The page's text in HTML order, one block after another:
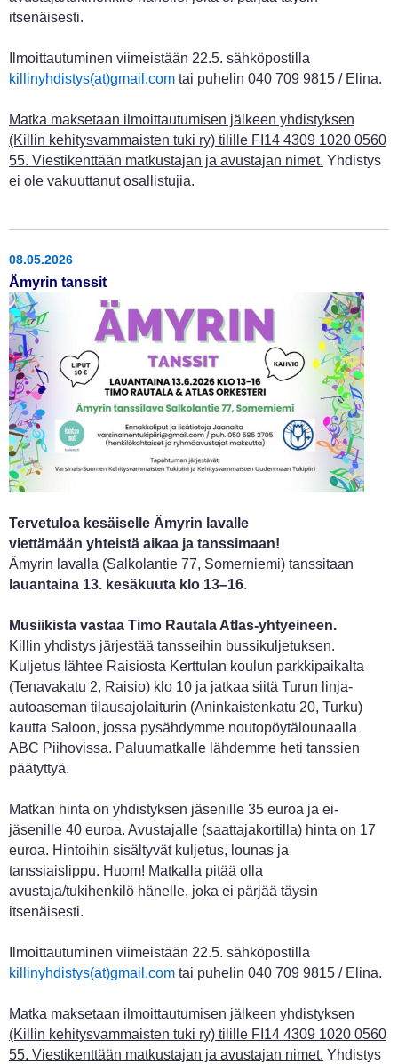
itsenäisesti.
Ilmoittautuminen viimeistään 22.5. sähköpostilla
killinyhdistys(at)gmail.com tai puhelin 040 709 9815 / Elina.
Matka maksetaan ilmoittautumisen jälkeen yhdistyksen
(Killin kehitysvammaisten tuki ry) tilille FI14 4309 1020 0560
55. Viestikenttään matkustajan ja avustajan nimet. Yhdistys
ei ole vakuuttanut osallistujia.
08.05.2026
Ämyrin tanssit
Tervetuloa kesäiselle Ämyrin lavalle
viettämään yhteistä aikaa ja tanssimaan!
Ämyrin lavalla (Salkolantie 77, Somerniemi) tanssitaan
lauantaina 13. kesäkuuta klo 13–16.
Musiikista vastaa Timo Rautala Atlas-yhtyeineen.
Killin yhdistys järjestää tansseihin bussikuljetuksen.
Kuljetus lähtee Raisiosta Kerttulan koulun parkkipaikalta
(Tenavakatu 2, Raisio) klo 10 ja jatkaa siitä Turun linja-
autoaseman tilausajolaiturin (Aninkaistenkatu 20, Turku)
kautta Saloon, jossa pysähdymme noutopöytälounaalla
ABC Piihovissa. Paluumatkalle lähdemme heti tanssien
päätyttyä.
Matkan hinta on yhdistyksen jäsenille 35 euroa ja ei-
jäsenille 40 euroa. Avustajalle (saattajakortilla) hinta on 17
euroa. Hintoihin sisältyvät kuljetus, lounas ja
tanssiaislippu. Huom! Matkalla pitää olla
avustaja/tukihenkilö hänelle, joka ei pärjää täysin
itsenäisesti.
Ilmoittautuminen viimeistään 22.5. sähköpostilla
killinyhdistys(at)gmail.com tai puhelin 040 709 9815 / Elina.
Matka maksetaan ilmoittautumisen jälkeen yhdistyksen
(Killin kehitysvammaisten tuki ry) tilille FI14 4309 1020 0560
55. Viestikenttään matkustajan ja avustajan nimet. Yhdistys